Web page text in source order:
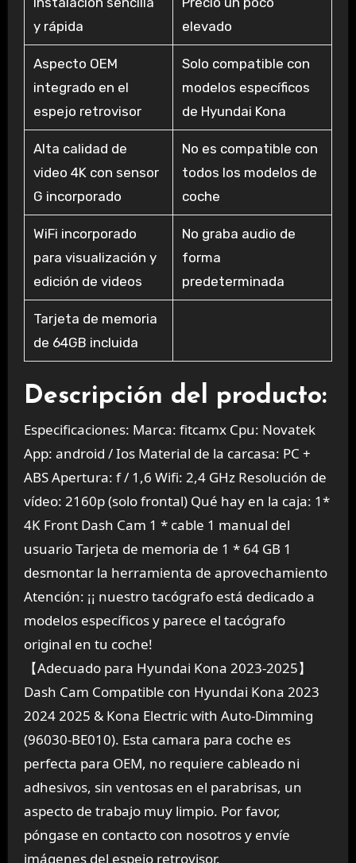
y rápida
elevado
Aspecto OEM
integrado en el
espejo retrovisor
Solo compatible con
modelos específicos
de Hyundai Kona
Alta calidad de
video 4K con sensor
G incorporado
No es compatible con
todos los modelos de
coche
WiFi incorporado
para visualización y
edición de videos
No graba audio de
forma
predeterminada
Tarjeta de memoria
de 64GB incluida
Descripción del producto:
Especificaciones: Marca: fitcamx Cpu: Novatek
App: android / Ios Material de la carcasa: PC +
ABS Apertura: f / 1,6 Wifi: 2,4 GHz Resolución de
vídeo: 2160p (solo frontal) Qué hay en la caja: 1*
4K Front Dash Cam 1 * cable 1 manual del
usuario Tarjeta de memoria de 1 * 64 GB 1
desmontar la herramienta de aprovechamiento
Atención: ¡¡ nuestro tacógrafo está dedicado a
modelos específicos y parece el tacógrafo
original en tu coche!
【Adecuado para Hyundai Kona 2023-2025】
Dash Cam Compatible con Hyundai Kona 2023
2024 2025 & Kona Electric with Auto-Dimming
(96030-BE010). Esta camara para coche es
perfecta para OEM, no requiere cableado ni
adhesivos, sin ventosas en el parabrisas, un
aspecto de trabajo muy limpio. Por favor,
póngase en contacto con nosotros y envíe
imágenes del espejo retrovisor.